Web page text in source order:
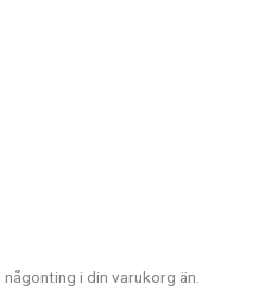
i din varukorg än.